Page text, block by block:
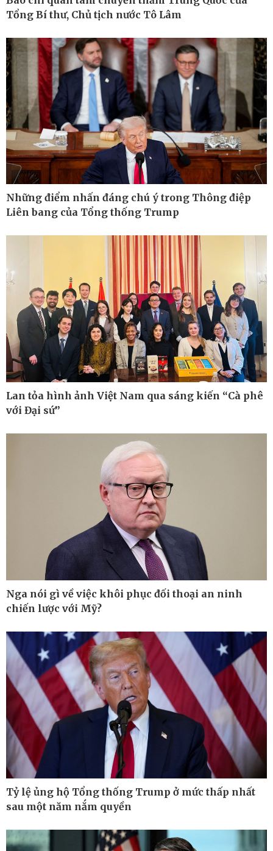
Thế giới
Cuộc sống đó đây
Hồ sơ
Multimedia
Video
E-Magazine
Infographic
Kinh tế
Bất động sản
Khởi nghiệp
Thị trường
Giá vàng
Tiêu dùng
Tỷ giá
Chứng khoán
Giá cà phê
Pháp luật
Vụ án
Tin nóng
Tư vấn luật
Thể thao
Pickleball
Bóng đá quốc tế
Bóng đá Việt Nam
Thế giới thể thao
Lịch thi đấu bóng đá
eSports
Hậu trường
Tổng Bí thư, Chủ tịch nước Tô Lâm
Những điểm nhấn đáng chú ý trong Thông điệp
Liên bang của Tổng thống Trump
Lan tỏa hình ảnh Việt Nam qua sáng kiến “Cà phê
với Đại sứ”
Nga nói gì về việc khôi phục đối thoại an ninh
chiến lược với Mỹ?
Tỷ lệ ủng hộ Tổng thống Trump ở mức thấp nhất
sau một năm nắm quyền